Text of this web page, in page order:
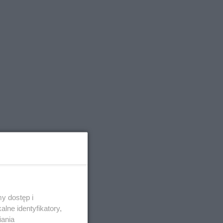
dostęp i
identyfikatory,